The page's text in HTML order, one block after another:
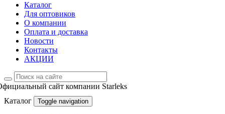
Каталог
Для оптовиков
О компании
Оплата и доставка
Новости
Контакты
АКЦИИ
сайт компании Starleks
Каталог
Toggle navigation